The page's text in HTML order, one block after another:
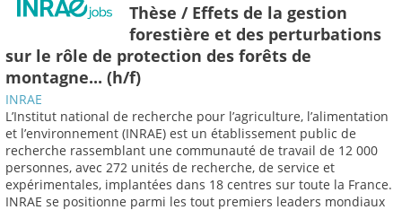
Thèse / Effets de la gestion
forestière et des perturbations
sur le rôle de protection des forêts de
montagne... (h/f)
INRAE
L’Institut national de recherche pour l’agriculture, l’alimentation
et l’environnement (INRAE) est un établissement public de
recherche rassemblant une communauté de travail de 12 000
personnes, avec 272 unités de recherche, de service et
expérimentales, implantées dans 18 centres sur toute la France.
INRAE se positionne parmi les tout premiers leaders mondiaux